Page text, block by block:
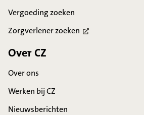
Vergoeding zoeken
Zorgverlenerzoeken
Over CZ
Over ons
Werken bij CZ
Nieuwsberichten